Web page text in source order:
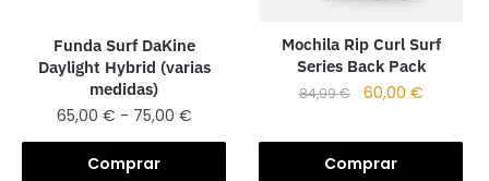
Funda Surf DaKine
Daylight Hybrid (varias
medidas)
65,00 € - 75,00 €
Comprar
Mochila Rip Curl Surf
Series Back Pack
84,99€ 60,00 €
Comprar